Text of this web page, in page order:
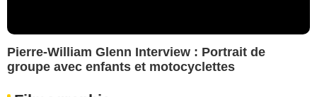
Pierre-William Glenn Interview : Portrait de
groupe avec enfants et motocyclettes